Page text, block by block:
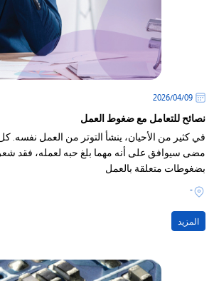
09‏/04‏/2026
نصائح للتعامل مع ضغوط العمل
في كثير من الأحيان، ينشأ التوتر من العمل
مضى سيوافق على أنه مهما بلغ حبه لعمله، فقد
بضغوطات متعلقة بالعمل
-
المزيد